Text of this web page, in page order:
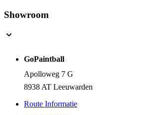
Showroom
GoPaintball
Apolloweg 7 G
8938 AT Leeuwarden
Route Informatie